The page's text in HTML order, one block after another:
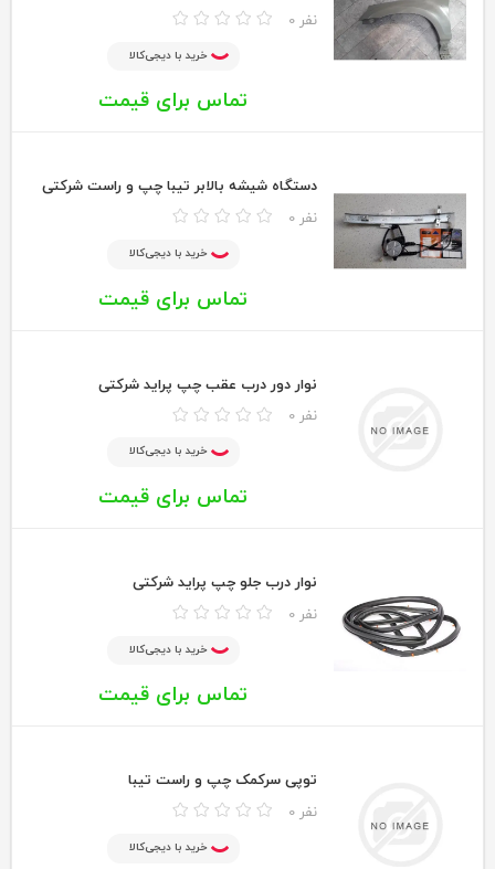
0 نفر
خرید با دیجی‌کالا
تماس برای قیمت
دستگاه شیشه بالابر تیبا چپ و راست شرکتی
0 نفر
خرید با دیجی‌کالا
تماس برای قیمت
نوار دور درب عقب چپ پراید شرکتی
0 نفر
خرید با دیجی‌کالا
تماس برای قیمت
نوار درب جلو چپ پراید شرکتی
0 نفر
خرید با دیجی‌کالا
تماس برای قیمت
توپی سرکمک چپ و راست تیبا
0 نفر
خرید با دیجی‌کالا